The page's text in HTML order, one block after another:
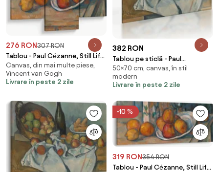
276 RON307 RON
Tablou - Paul Cézanne, Still Life
with Milk Jug and Fruit,
reproducere (90x60 cm)
Canvas, din mai multe piese,
Vincent van Gogh
Livrare în peste 2 zile
382 RON
Tablou pe sticlă - Paul
Cezanne, The Basket of Apples,
reproducere (70x50 cm)
50×70 cm, canvas, în stil
modern
Livrare în peste 2 zile
-10 %
319 RON354 RON
Tablou - Paul Cézanne, Still Life